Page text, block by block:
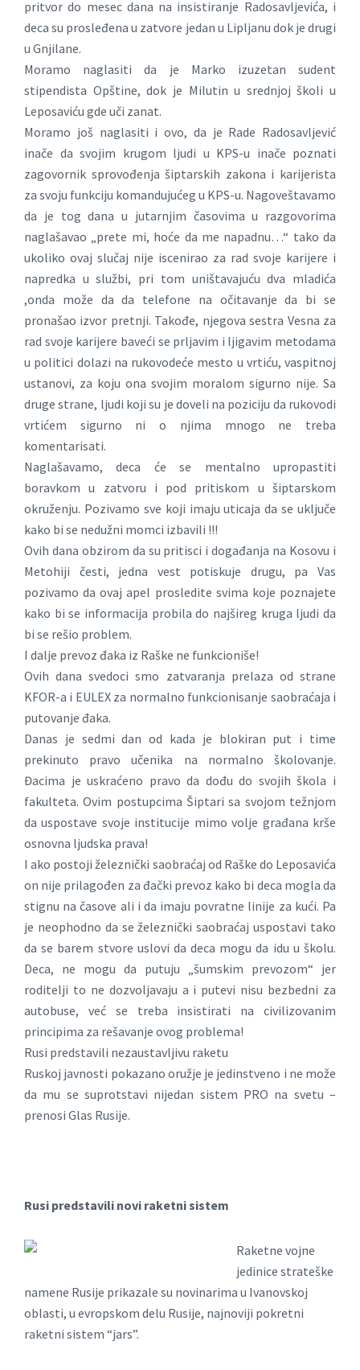
pritvor do mesec dana na insistiranje Radosavljevića, i
deca su prosleđena u zatvore jedan u Lipljanu dok je drugi
u Gnjilane.
Moramo naglasiti da je Marko izuzetan sudent
stipendista Opštine, dok je Milutin u srednjoj školi u
Leposaviću gde uči zanat.
Moramo još naglasiti i ovo, da je Rade Radosavljević
inače da svojim krugom ljudi u KPS-u inače poznati
zagovornik sprovođenja šiptarskih zakona i karijerista
za svoju funkciju komandujućeg u KPS-u. Nagoveštavamo
da je tog dana u jutarnjim časovima u razgovorima
naglašavao „prete mi, hoće da me napadnu…“ tako da
ukoliko ovaj slučaj nije iscenirao za rad svoje karijere i
napredka u službi, pri tom uništavajuću dva mladića
,onda može da da telefone na očitavanje da bi se
pronašao izvor pretnji. Takođe, njegova sestra Vesna za
rad svoje karijere baveći se prljavim i ljigavim metodama
u politici dolazi na rukovodeće mesto u vrtiću, vaspitnoj
ustanovi, za koju ona svojim moralom sigurno nije. Sa
druge strane, ljudi koji su je doveli na poziciju da rukovodi
vrtićem sigurno ni o njima mnogo ne treba
komentarisati.
Naglašavamo, deca će se mentalno upropastiti
boravkom u zatvoru i pod pritiskom u šiptarskom
okruženju. Pozivamo sve koji imaju uticaja da se uključe
kako bi se nedužni momci izbavili !!!
Ovih dana obzirom da su pritisci i događanja na Kosovu i
Metohiji česti, jedna vest potiskuje drugu, pa Vas
pozivamo da ovaj apel prosledite svima koje poznajete
kako bi se informacija probila do najšireg kruga ljudi da
bi se rešio problem.
I dalje prevoz đaka iz Raške ne funkcioniše!
Ovih dana svedoci smo zatvaranja prelaza od strane
KFOR-a i EULEX za normalno funkcionisanje saobraćaja i
putovanje đaka.
Danas je sedmi dan od kada je blokiran put i time
prekinuto pravo učenika na normalno školovanje.
Đacima je uskraćeno pravo da dođu do svojih škola i
fakulteta. Ovim postupcima Šiptari sa svojom težnjom
da uspostave svoje institucije mimo volje građana krše
osnovna ljudska prava!
I ako postoji železnički saobraćaj od Raške do Leposavića
on nije prilagođen za đački prevoz kako bi deca mogla da
stignu na časove ali i da imaju povratne linije za kući. Pa
je neophodno da se železnički saobraćaj uspostavi tako
da se barem stvore uslovi da deca mogu da idu u školu.
Deca, ne mogu da putuju „šumskim prevozom“ jer
roditelji to ne dozvoljavaju a i putevi nisu bezbedni za
autobuse, već se treba insistirati na civilizovanim
principima za rešavanje ovog problema!
Rusi predstavili nezaustavljivu raketu
Ruskoj javnosti pokazano oružje je jedinstveno i ne može
da mu se suprotstavi nijedan sistem PRO na svetu –
prenosi Glas Rusije.
Rusi predstavili novi raketni sistem
Raketne vojne
jedinice strateške
namene Rusije prikazale su novinarima u Ivanovskoj
oblasti, u evropskom delu Rusije, najnoviji pokretni
raketni sistem “jars”.